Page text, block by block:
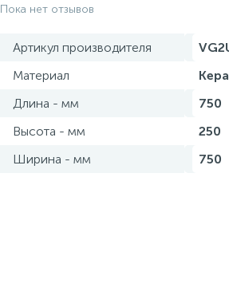
Пока нет отзывов
Артикул производителя
Материал
Длина - мм
750
Высота - мм
250
Ширина - мм
750